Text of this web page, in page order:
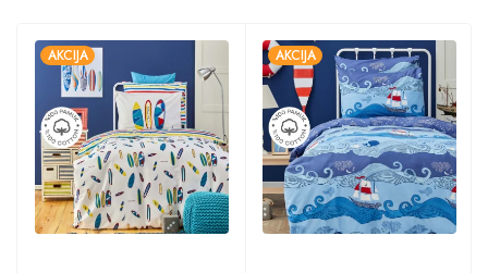
AKCIJA AKCIJA